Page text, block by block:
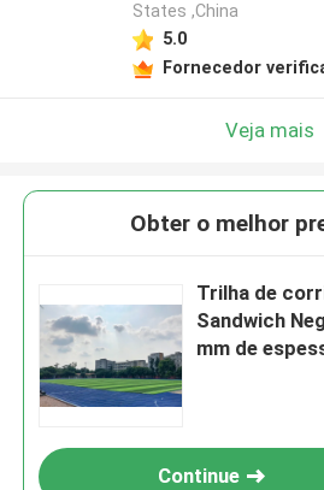
States ,China
5.0
Fornecedor
Veja mais
Obter o melhor
Trilha de
Sandwich
mm de
Continue